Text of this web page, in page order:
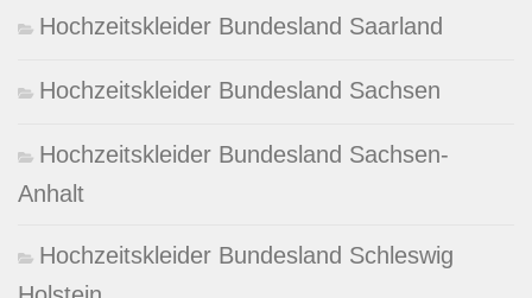
Hochzeitskleider Bundesland Saarland
Hochzeitskleider Bundesland Sachsen
Hochzeitskleider Bundesland Sachsen-
Anhalt
Hochzeitskleider Bundesland Schleswig